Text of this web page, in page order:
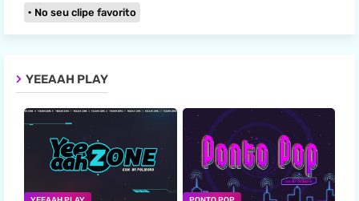
No seu clipe favorito
YEEAAH PLAY